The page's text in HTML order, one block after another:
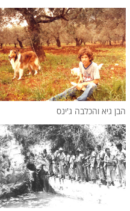
הבן גיא והכלבה ג'ינס